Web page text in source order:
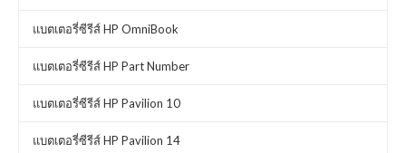
แบตเตอรี่ซีรีส์ HP OmniBook
แบตเตอรี่ซีรีส์ HP Part Number
แบตเตอรี่ซีรีส์ HP Pavilion 10
แบตเตอรี่ซีรีส์ HP Pavilion 14